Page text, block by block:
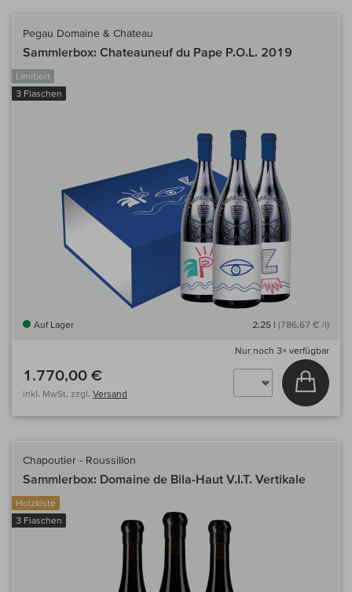
Pegau Domaine & Chateau
Sammlerbox: Chateauneuf du Pape P.O.L. 2019
Limitiert
3 Flaschen
Auf Lager 2,25 l (786,67 € /l)
Nur noch 3× verfügbar
1.770,00 €
inkl. MwSt, zzgl. Versand
In
Chapoutier - Roussillon
Sammlerbox: Domaine de Bila-Haut V.I.T. Vertikale
Holzkiste
3 Flaschen